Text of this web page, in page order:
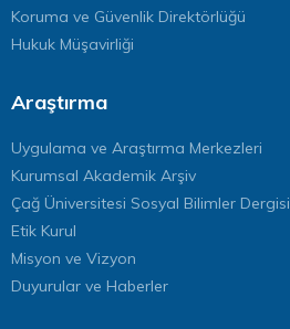
Koruma ve Güvenlik Direktörlüğü
Hukuk Müşavirliği
Araştırma
Uygulama ve Araştırma Merkezleri
Kurumsal Akademik Arşiv
Çağ Üniversitesi Sosyal Bilimler Dergisi
Etik Kurul
Misyon ve Vizyon
Duyurular ve Haberler